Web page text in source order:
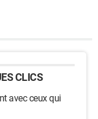
CLICS
avec ceux qui